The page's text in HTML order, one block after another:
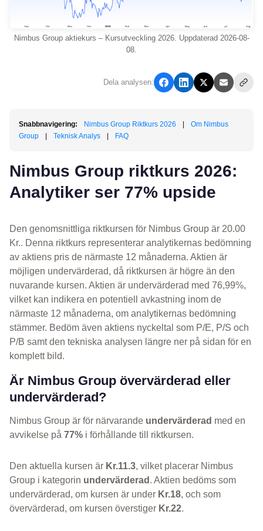
Nimbus Group aktiekurs – Kursutveckling 2026. Uppdaterad 2026-08-
08.
Dela analysen:
Snabbnavigering: Nimbus Group Riktkurs 2026
Om Nimbus
Group
Teknisk Analys FAQ
Nimbus Group riktkurs 2026:
Analytiker ser 77% upside
Den genomsnittliga riktkursen för Nimbus Group är 20.00
Kr.. Denna riktkurs representerar analytikernas bedömning
av aktiens pris de närmaste 12 månaderna. Aktien är
möjligen undervärderad, då riktkursen är högre än den
nuvarande kursen. Aktien är undervärderad med 76,99%,
vilket kan indikera en potentiell avkastning inom de
närmaste 12 månaderna, om analytikernas bedömning
stämmer. Bedöm även aktiens nyckeltal som P/E, P/S och
P/B samt den tekniska analysen längre ner på sidan för en
komplett bild.
Är Nimbus Group övervärderad eller
undervärderad?
Nimbus Group är för närvarande undervärderad med en
avvikelse på 77% i förhållande till riktkursen.
Den aktuella kursen är Kr.11.3, vilket placerar Nimbus
Group i kategorin undervärderad . Aktien bedöms som
undervärderad, om kursen är under Kr.18, och som
övervärderad, om kursen överstiger Kr.22.